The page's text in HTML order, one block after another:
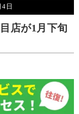
日
店が1月下旬